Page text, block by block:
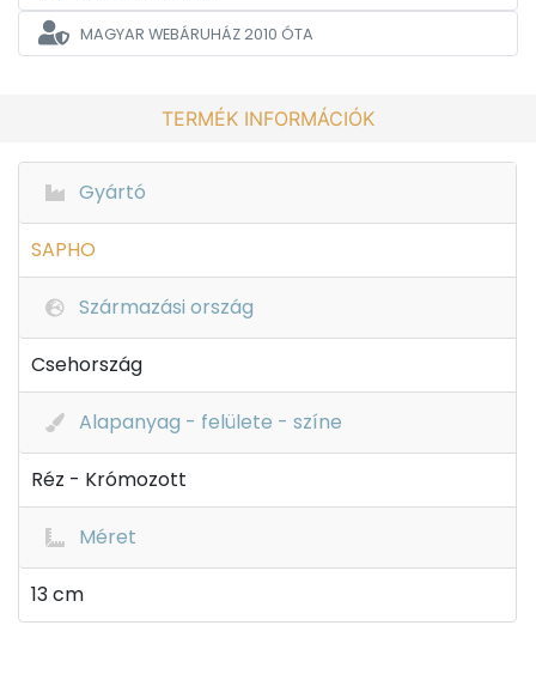
MAGYAR WEBÁRUHÁZ2010 ÓTA
TERMÉK INFORMÁCIÓK
Gyártó
SAPHO
Származási ország
Csehország
Alapanyag - felülete - színe
Réz - Krómozott
Méret
13 cm